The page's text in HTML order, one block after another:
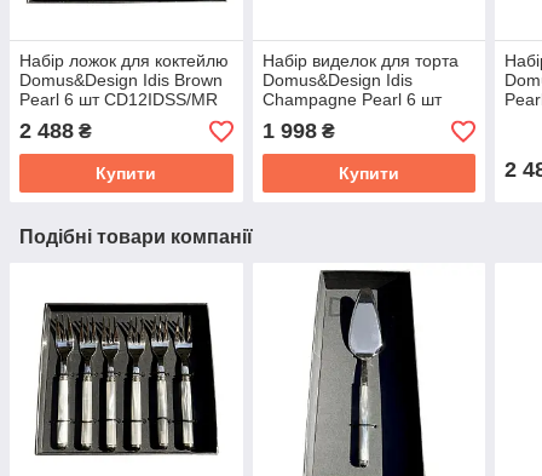
Набір ложок для коктейлю
Domus&Design Idis Brown
Pearl 6 шт CD12IDSS/MR
2 488 ₴
Купити
Набір виделок для торта
Domus&Design Idis
Champagne Pearl 6 шт
CD4IDSS/CH
1 998₴
Купити 2
Подібні товари компанії